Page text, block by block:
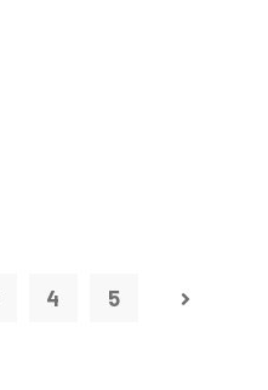
4 5